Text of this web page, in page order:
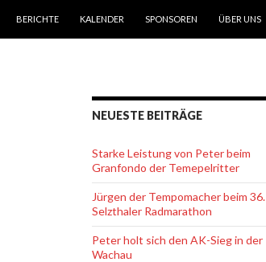
BERICHTE KALENDER SPONSOREN ÜBER UNS
NEUESTE BEITRÄGE
Starke Leistung von Peter beim
Granfondo der Temepelritter
Jürgen der Tempomacher beim 36.
Selzthaler Radmarathon
Peter holt sich den AK-Sieg in der
Wachau